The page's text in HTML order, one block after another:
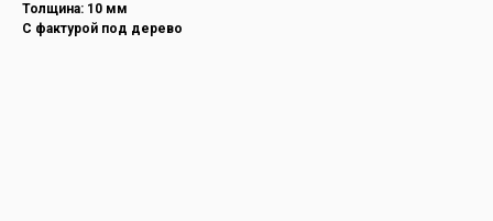
Толщина: 10 мм
С фактурой под дерево